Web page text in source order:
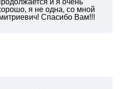
и я очень
я не одна, со мной
Спасибо Вам!!!